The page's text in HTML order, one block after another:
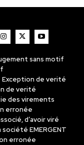
sans motif
Exception de verité
de verité
des virements
erronée
d’avoir viré
EMERGENT
erronée